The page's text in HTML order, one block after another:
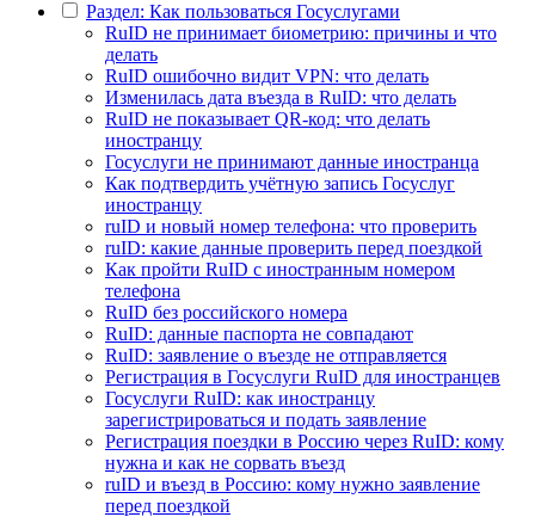
Раздел: Как пользоваться Госуслугами
RuID не принимает биометрию: причины и что
делать
RuID ошибочно видит VPN: что делать
Изменилась дата въезда в RuID: что делать
RuID не показывает QR-код: что делать
иностранцу
Госуслуги не принимают данные иностранца
Как подтвердить учётную запись Госуслуг
иностранцу
ruID и новый номер телефона: что проверить
ruID: какие данные проверить перед поездкой
Как пройти RuID с иностранным номером
телефона
RuID без российского номера
RuID: данные паспорта не совпадают
RuID: заявление о въезде не отправляется
Регистрация в Госуслуги RuID для иностранцев
Госуслуги RuID: как иностранцу
зарегистрироваться и подать заявление
Регистрация поездки в Россию через RuID: кому
нужна и как не сорвать въезд
ruID и въезд в Россию: кому нужно заявление
перед поездкой